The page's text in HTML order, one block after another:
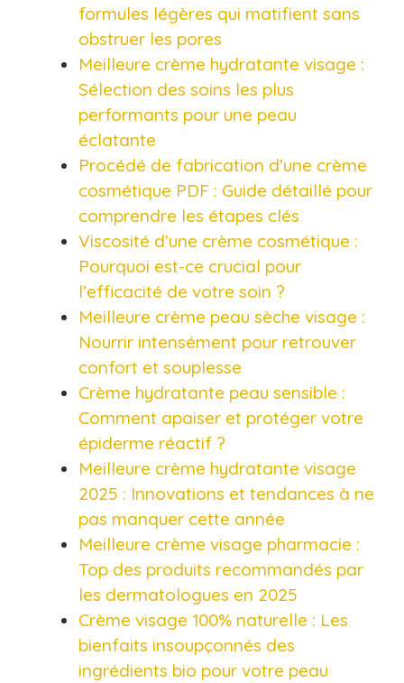
formules légères qui matifient sans
obstruer les pores​
Meilleure crème hydratante visage :
Sélection des soins les plus
performants pour une peau
éclatante​
Procédé de fabrication d’une crème
cosmétique PDF : Guide détaillé pour
comprendre les étapes clés​
Viscosité d’une crème cosmétique :
Pourquoi est-ce crucial pour
l’efficacité de votre soin ?​
Meilleure crème peau sèche visage :
Nourrir intensément pour retrouver
confort et souplesse
Crème hydratante peau sensible :
Comment apaiser et protéger votre
épiderme réactif ?​
Meilleure crème hydratante visage
2025 : Innovations et tendances à ne
pas manquer cette année​
Meilleure crème visage pharmacie :
Top des produits recommandés par
les dermatologues en 2025​
Crème visage 100% naturelle : Les
bienfaits insoupçonnés des
ingrédients bio pour votre peau​